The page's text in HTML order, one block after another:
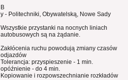
B
y - Politechniki, Obywatelską, Nowe Sady
Wszystkie przystanki na nocnych liniach
autobusowych są na żądanie.
Zakłócenia ruchu powodują zmiany czasów
odjazdów
Tolerancja: przyspieszenie - 1 min.
opóźnienie - do 4 min.
Kopiowanie i rozpowszechnianie rozkładów